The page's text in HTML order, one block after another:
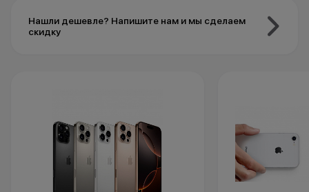
Нашли дешевле? Напишите нам и мы сделаем
скидку